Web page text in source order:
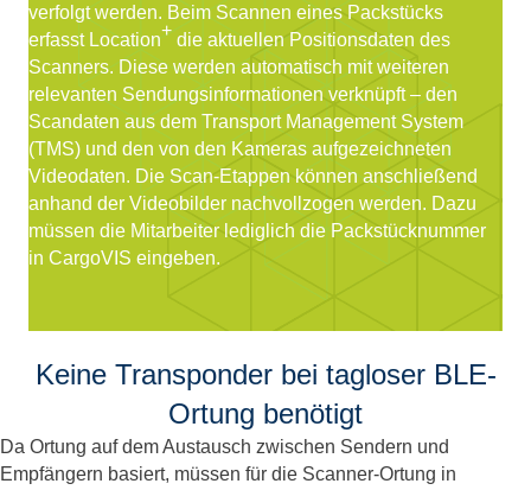
verfolgt werden. Beim Scannen eines Packstücks
erfasst Location+ die aktuellen Positionsdaten des
Scanners. Diese werden automatisch mit weiteren
relevanten Sendungsinformationen verknüpft – den
Scandaten aus dem Transport Management System
(TMS) und den von den Kameras aufgezeichneten
Videodaten. Die Scan-Etappen können anschließend
anhand der Videobilder nachvollzogen werden. Dazu
müssen die Mitarbeiter lediglich die Packstücknummer
in CargoVIS eingeben.
Keine Transponder bei tagloser BLE-
Ortung benötigt
Da Ortung auf dem Austausch zwischen Sendern und
Empfängern basiert, müssen für die Scanner-Ortung in